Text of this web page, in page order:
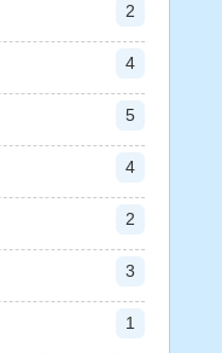
2
4
5
4
2
3
1